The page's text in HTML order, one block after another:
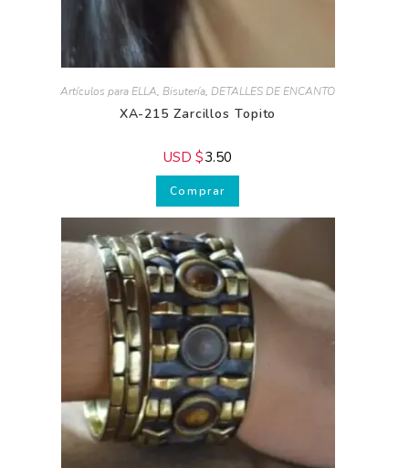
Artículos para ELLA, Bisutería, DETALLES DE ENCANTO
XA-215 Zarcillos Topito
USD $3.50
Comprar